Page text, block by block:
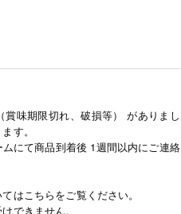
味期限切れ、破損等） がありまし
す。
にて商品到着後 1週間以内にご連絡
はこちらをご覧ください。
できません。